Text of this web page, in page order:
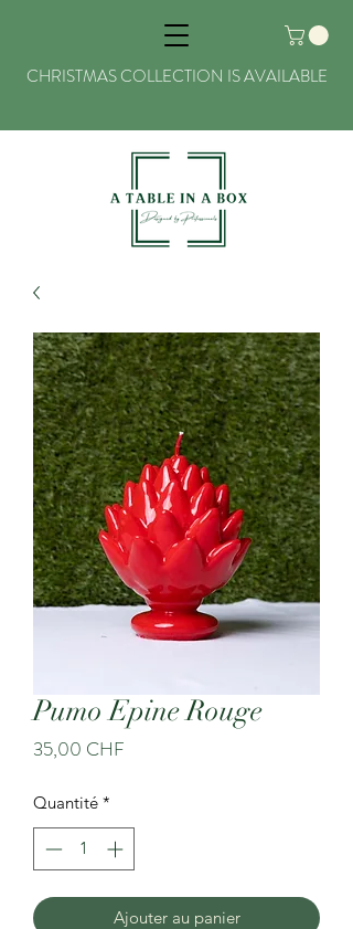
CHRISTMAS COLLECTION IS AVAILABLE
Pumo Epine Rouge
35,00 CHF
Quantité *
Ajouter au panier